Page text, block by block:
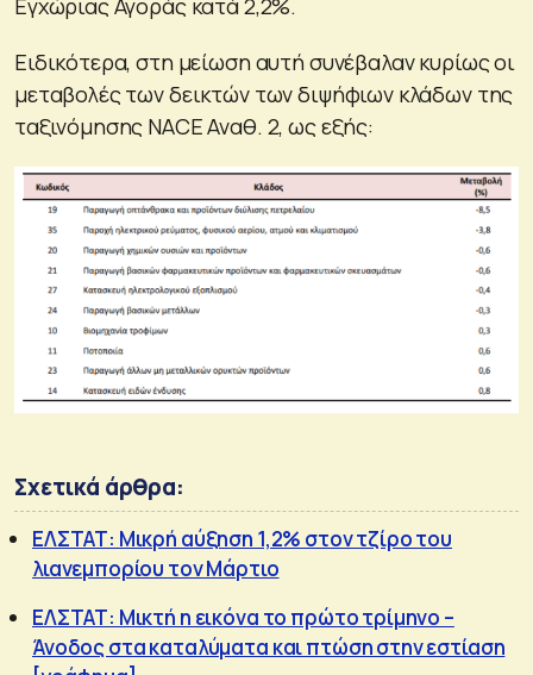
Εγχώριας Αγοράς κατά 2,2%.
Ειδικότερα, στη μείωση αυτή συνέβαλαν κυρίως οι
μεταβολές των δεικτών των διψήφιων κλάδων της
ταξινόμησης NACE Αναθ. 2, ως εξής:
Σχετικά άρθρα:
ΕΛΣΤΑΤ: Μικρή αύξηση 1,2% στον τζίρο του
λιανεμπορίου τον Μάρτιο
ΕΛΣΤΑΤ: Μικτή η εικόνα το πρώτο τρίμηνο –
Άνοδος στα καταλύματα και πτώση στην εστίαση